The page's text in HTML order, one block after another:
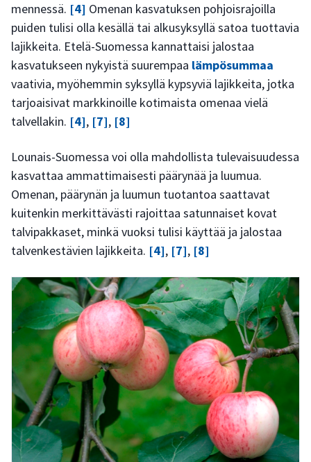
mennessä. [4] Omenan kasvatuksen pohjoisrajoilla
puiden tulisi olla kesällä tai alkusyksyllä satoa tuottavia
lajikkeita. Etelä-Suomessa kannattaisi jalostaa
kasvatukseen nykyistä suurempaa lämpösummaa
vaativia, myöhemmin syksyllä kypsyviä lajikkeita, jotka
tarjoaisivat markkinoille kotimaista omenaa vielä
talvellakin. [4], [7], [8]
Lounais-Suomessa voi olla mahdollista tulevaisuudessa
kasvattaa ammattimaisesti päärynää ja luumua.
Omenan, päärynän ja luumun tuotantoa saattavat
kuitenkin merkittävästi rajoittaa satunnaiset kovat
talvipakkaset, minkä vuoksi tulisi käyttää ja jalostaa
talvenkestävien lajikkeita. [4], [7], [8]